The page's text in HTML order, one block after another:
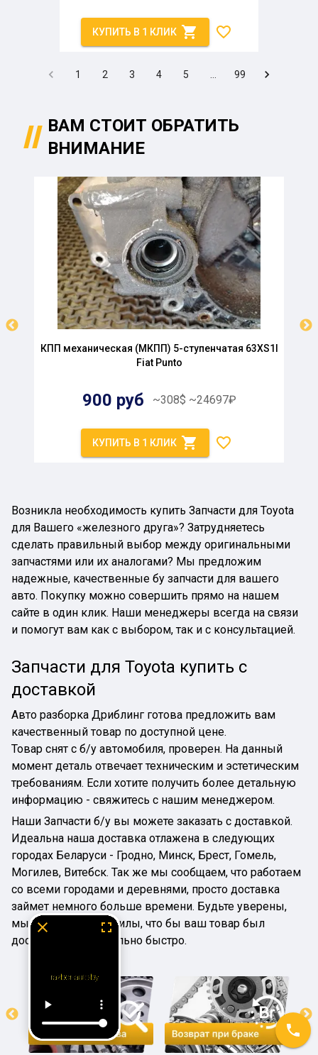
КУПИТЬ В 1 КЛИК
1 2 3 4 5 99
ВАМ СТОИТ ОБРАТИТЬ
ВНИМАНИЕ
КПП механическая (МКПП) 5-ступенчатая 63XS1I
Fiat Punto
900 руб ~308$ ~24697₽
КУПИТЬ В 1 КЛИК
Возникла необходимость купить Запчасти для Toyota
для Вашего «железного друга»? Затрудняетесь
сделать правильный выбор между оригинальными
запчастями или их аналогами? Мы предложим
надежные, качественные бу запчасти для вашего
авто. Покупку можно совершить прямо на нашем
сайте в один клик. Наши менеджеры всегда на связи
и помогут вам как с выбором, так и с консультацией.
Запчасти для Toyota купить с
доставкой
Авто разборка Дриблинг готова предложить вам
качественный товар по доступной цене.
Товар снят с б/у автомобиля, проверен. На данный
момент деталь отвечает техническим и эстетическим
требованиям. Если хотите получить более детальную
информацию - свяжитесь с нашим менеджером.
Наши Запчасти б/у вы можете заказать с доставкой.
Идеальна наша доставка отлажена в следующих
городах Беларуси - Гродно, Минск, Брест, Гомель,
Могилев, Витебск. Так же мы сообщаем, что работаем
со всеми городами и деревнями, просто доставка
займет немного больше времени. Будьте уверены,
мы приложим все силы, что бы ваш товар был
доставлен максимально быстро.